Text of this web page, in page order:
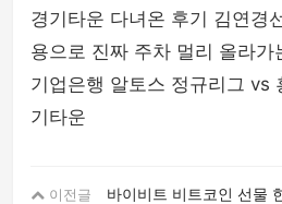
경기타운 다녀온 후기 김연경
용으로 진짜 주차 멀리 올라
기업은행 알토스 정규리그 vs
기타운
이전글
바이비트 비트코인 선물